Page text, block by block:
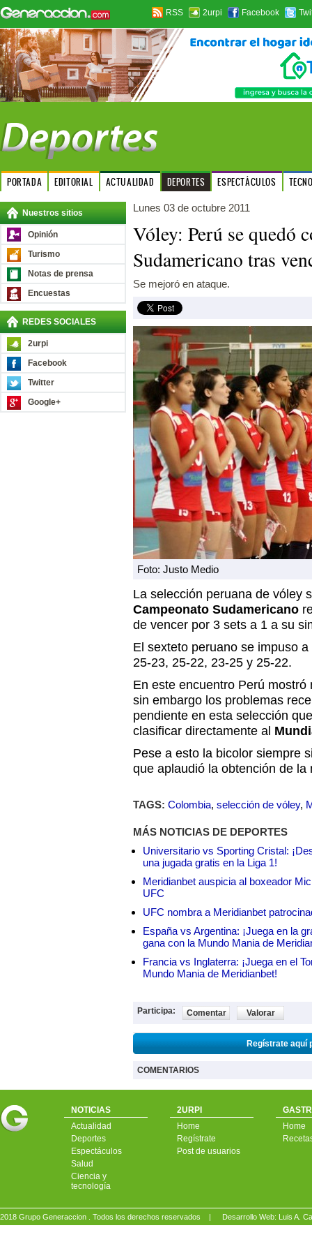
RSS 2urpi Facebook
PORTADA EDITORIAL ACTUALIDAD DEPORTES ESPECTÁCULOS
Nuestros sitios
Opinión
Turismo
Notas de prensa
Encuestas
REDES SOCIALES
2urpi
Facebook
Twitter
Google+
Lunes 03 de octubre 2011
Vóley: Perú se quedó
Sudamericano tras
Se mejoró en ataque.
Foto: Justo Medio
La selección peruana de vóley
Campeonato Sudamericano
de vencer por 3 sets a 1 a su
El sexteto peruano se impuso
25-23, 25-22, 23-25 y 25-22.
En este encuentro Perú
sin embargo los problemas
pendiente en esta selección
clasificar directamente al
Pese a esto la bicolor siempre
que aplaudió la obtención de la
TAGS: Colombia, selección de vóley,
MÁS NOTICIAS DE DEPORTES
Universitario vs Sporting Cristal:
una jugada gratis en la Liga 1!
Meridianbet auspicia al boxeador
UFC
UFC nombra a Meridianbet
España vs Argentina: ¡Juega en la
gana con la Mundo Mania de
Francia vs Inglaterra: ¡Juega en el
Mundo Mania de Meridianbet!
Participa: Comentar Valorar
Regístrate aquí
COMENTARIOS
NOTICIAS
Actualidad
Deportes
Espectáculos
Salud
Ciencia y
tecnología
2URPI
Home
Regístrate
Post de usuarios
Home
2018 Grupo Generaccion . Todos los derechos reservados | Desarrollo Web: Luis